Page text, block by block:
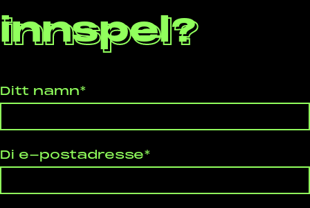
innspel?
Ditt namn*
Di e-postadresse*